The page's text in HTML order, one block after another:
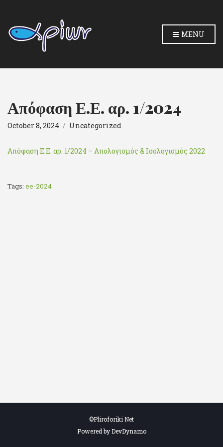
MENU
Απόφαση Ε.Ε. αρ. 1/2024
October 8, 2024 Uncategorized
Απόφαση Ε.Ε. αρ. 1/2024 – Απολογισμός & Ισολογισμός 2022
Tags: ee-2024
©Pliroforiki Net
Powered by DevDynamo